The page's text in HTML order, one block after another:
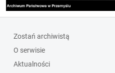
Zostań archiwistą
O serwisie
Aktualności